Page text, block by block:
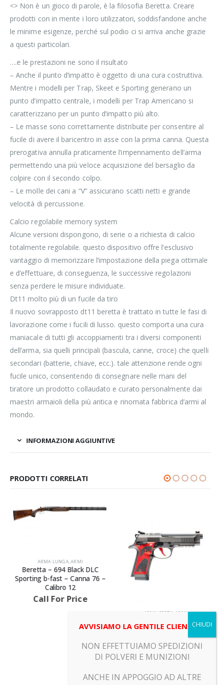
<> Non è un gioco di parole, è la filosofia Beretta. Creare
prodotti con in mente i loro utilizzatori, soddisfandone anche
le minime esigenze, perché sul podio ci si arriva anche grazie
a questi particolari.
….e le prestazioni ne sono il risultato
– Anche il punto d’impatto è oggetto di una cura costruttiva.
Mentre i modelli per Trap, Skeet e Sporting generano un
punto d’impatto centrale, i modelli per Trap Americano si
caratterizzano per un punto d’impatto più alto.
– Le masse sono correttamente distribuite per consentire al
fucile di avere il baricentro in asse con la prima canna. Questa
prerogativa annulla praticamente l’impennamento dell’arma
permettendo una più veloce acquisizione del bersaglio da
colpire con il secondo colpo.
– Le molle dei cani a “V” assicurano scatti netti e grande
velocità di percussione.
Calcio regolabile memory system
Alcune versioni dispongono, di serie o a richiesta di calcio
totalmente regolabile. questo dispositivo offre l’esclusivo
vantaggio di memorizzare l’impostazione della piega ottimale
e d’effettuare, di conseguenza, le successive regolazioni
senza perdere le misure individuate.
Dt11 molto più di un fucile da tiro
Il nuovo sovrapposto dt11 beretta è trattato in tutte le fasi di
lavorazione come i fucili di lusso. questo comporta una cura
maniacale di tutti gli accoppiamenti tra i diversi componenti
dell’arma, sia quelli principali (bascula, canne, croce) che quelli
secondari (batterie, chiave, ecc.). tale attenzione rende ogni
fucile unico, consentendo di consegnare nelle mani del
tiratore un prodotto collaudato e curato personalmente dai
maestri armaioli della più antica e rinomata fabbrica d’armi al
mondo.
INFORMAZIONI AGGIUNTIVE
PRODOTTI CORRELATI
ARMA LUNGA,ARMI
Beretta – 694 Black DLC
Sporting b-fast – Canna 76 –
Calibro 12
Call For Price
ARMA CORTA , ARMI
Beretta – 92X PERFORMANCE
DARK SERIES RED – Canna
125 – Calibro 9X19
Call For Price
AVVISIAMO LA GENTILE CLIENTELA
NON EFFETTUIAMO SPEDIZIONI
DI POLVERI E MUNIZIONI
ANCHE IN APPOGGIO AD ALTRE